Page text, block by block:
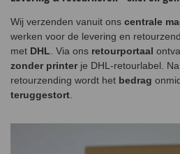
Wij verzenden vanuit ons centrale
werken voor de levering en
met DHL . Via ons retourportaal
zonder printerje DHL-retourlabel.
retourzending wordt het bedrag
teruggestort